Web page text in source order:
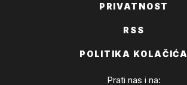
PRIVATNOST
RSS
POLITIKA KOLAČIĆA
Prati nas i na: